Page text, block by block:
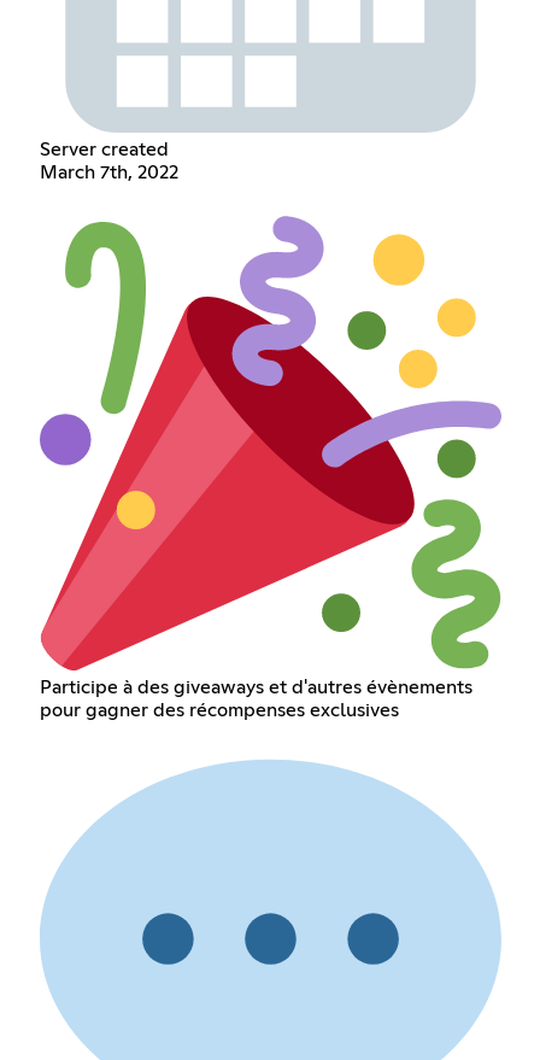
Server created
March 7th, 2022
Participe à des giveaways et d'autres évènements
pour gagner des récompenses exclusives